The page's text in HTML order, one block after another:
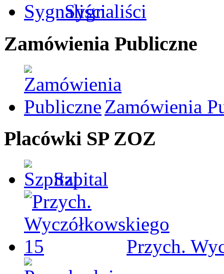
Sygnaliści
Zamówienia Publiczne
Zamówienia
Placówki SP ZOZ
Szpital
Przych.